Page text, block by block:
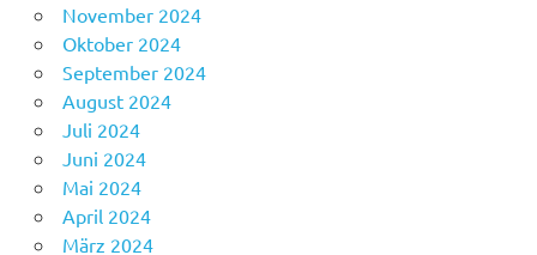
November 2024
Oktober 2024
September 2024
August 2024
Juli 2024
Juni 2024
Mai 2024
April 2024
März 2024